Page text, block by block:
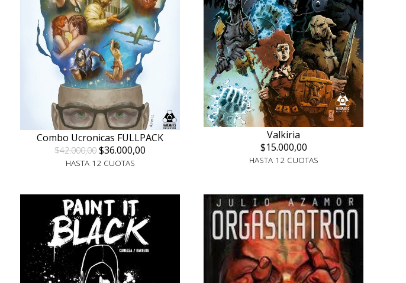
Combo Ucronicas FULLPACK
$42.000,00 $36.000,00
HASTA 12 CUOTAS
Valkiria
$15.000,00
HASTA 12 CUOTAS